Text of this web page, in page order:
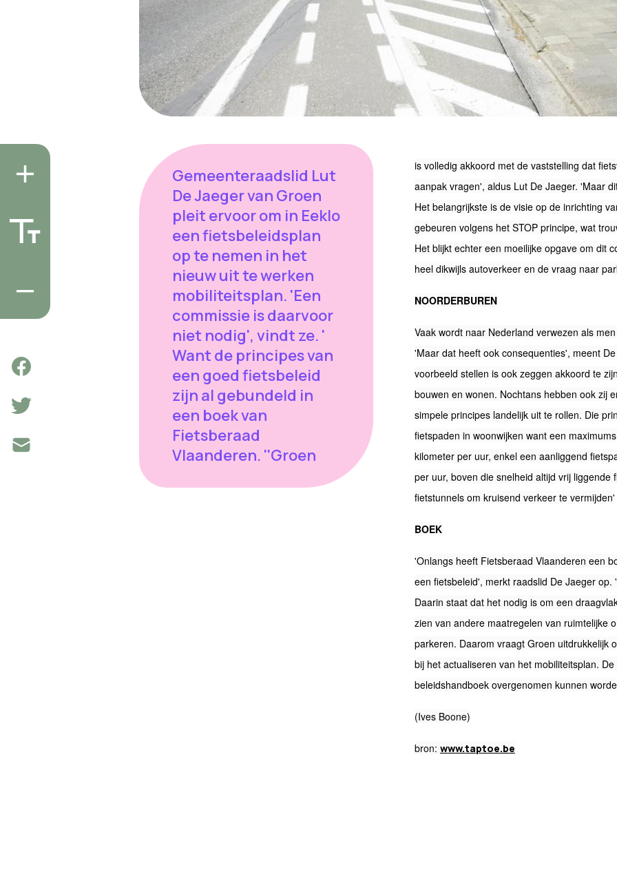
Gemeenteraadslid Lut
De Jaeger van Groen
pleit ervoor om in Eeklo
een fietsbeleidsplan
op te nemen in het
nieuw uit te werken
mobiliteitsplan. 'Een
commissie is daarvoor
niet nodig', vindt ze. '
Want de principes van
een goed fietsbeleid
zijn al gebundeld in
een boek van
Fietsberaad
Vlaanderen. ''Groen
is volledig akkoord met de vaststelling dat
aanpak vragen', aldus Lut De Jaeger. 'Maar
Het belangrijkste is de visie op de inrichting
gebeuren volgens het STOP principe, wat
Het blijkt echter een moeilijke opgave om dit
heel dikwijls autoverkeer en de vraag naar
NOORDERBUREN
Vaakwordt naar Nederland verwezen als
'Maar dat heeft ook consequenties', meent
voorbeeld stellen is ook zeggen akkoord te
bouwen en wonen. Nochtans hebben ook zij
simpele principes landelijk uit te rollen. Die
fietspaden in woonwijken want een
kilometer per uur, enkel een aanliggend
per uur, boven die snelheid altijd vrij
fietstunnels om kruisend verkeer te vermijden'
BOEK
'Onlangs heeft Fietsberaad Vlaanderen een
een fietsbeleid', merkt raadslid De Jaeger
Daarin staat dat het nodig is om een
zien van andere maatregelen van ruimtelijke
parkeren. Daarom vraagt Groen uitdrukkelijk
bij het actualiseren van het mobiliteitsplan.
beleidshandboek overgenomen kunnen
(Ives Boone)
bron: www.taptoe.be